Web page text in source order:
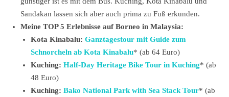
Sandakan lassen sich aber auch prima zu Fuß erkunden.
Meine TOP 5 Erlebnisse auf Borneo in Malaysia:
Kota Kinabalu: Ganztagestour mit Guide zum
Schnorcheln ab Kota Kinabalu* (ab 64 Euro)
Kuching: Half-Day Heritage Bike Tour in Kuching* (ab
48 Euro)
Kuching: Bako National Park with Sea Stack Tour* (ab